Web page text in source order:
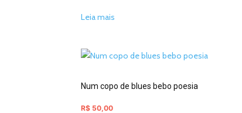
Leia mais
Num copo de blues bebo poesia
R$ 50,00